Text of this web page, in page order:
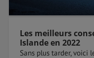
Les meilleurs
Islande en 2022
Sans plus tarder, voici